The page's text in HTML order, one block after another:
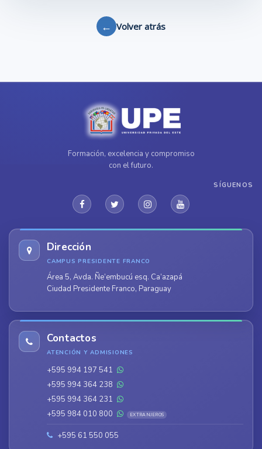
← Volver atrás
Formación, excelencia y compromiso
con el futuro.
SÍGUENOS
Dirección
CAMPUS PRESIDENTE FRANCO
Área 5, Avda. Ñe’embucú esq. Ca’azapá
Ciudad Presidente Franco, Paraguay
Contactos
ATENCIÓN Y ADMISIONES
+595 994 197 541
+595 994 364 238
+595 994 364 231
+595 984 010 800
EXTRANJEROS
+595 61 550 055